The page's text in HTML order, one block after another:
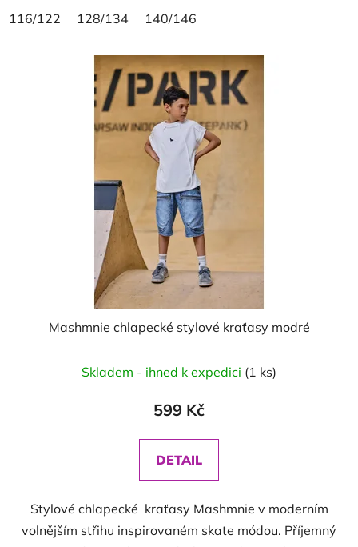
116/122 128/134 140/146
Mashmnie chlapecké stylové kraťasy modré
Skladem - ihned k expedici (1 ks)
599 Kč
DETAIL
Stylové chlapecké kraťasy Mashmnie v moderním
volnějším střihu inspirovaném skate módou. Příjemný